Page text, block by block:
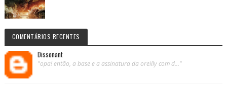
COMENTÁRIOS RECENTES
Dissonant
"opa! então, a base e a assinatura da oreilly com d..."